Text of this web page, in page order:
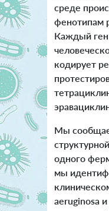
среде
фенотипам
Каждый
кодирует
Мы
одного
мы
aeruginosa